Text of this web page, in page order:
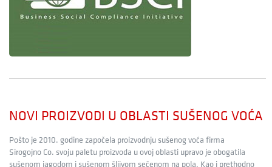
NOVI PROIZVODI U OBLASTI SUŠENOG VOĆA
Pošto je 2010. godine započela proizvodnju sušenog voća firma
Sirogojno Co. svoju paletu proizvoda u ovoj oblasti upravo je obogatila
sušenom jagodom i sušenom šljivom sečenom na pola. Kao i prethodno